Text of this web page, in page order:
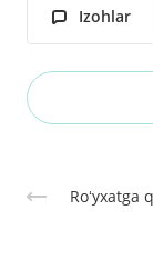
Izohlar
Roʻyxatga